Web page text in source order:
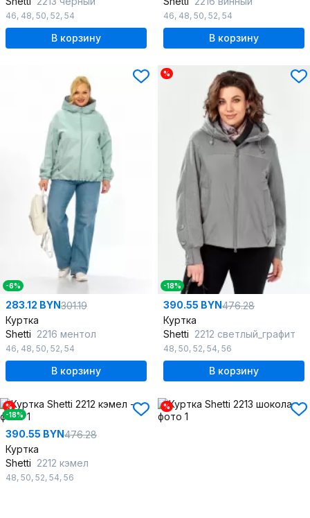
46, 48, 50, 52, 54
В корзину
46, 48, 50, 52, 54
В корзину
-6%
283.12 BYN301.19
Куртка
Shetti 2216 ментол
46, 48, 50, 52, 54
В корзину
%
-18%
390.55 BYN476.28
Куртка
Shetti 2212 светлый_графит
48, 50, 52, 54, 56
В корзину
%
-18%
390.55 BYN476.28
Куртка
Shetti 2212 кэмел
48, 50, 52, 54, 56
%